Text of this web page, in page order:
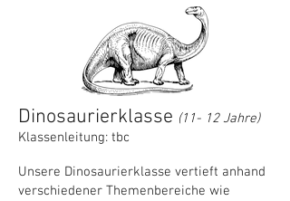
Dinosaurierklasse (11- 12 Jahre)
Klassenleitung: tbc
Unsere Dinosaurierklasse vertieft anhand
verschiedener Themenbereiche wie